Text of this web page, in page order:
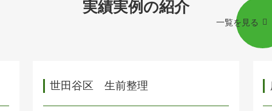
実績実例の紹介
一覧を見る
世田谷区 生前整理